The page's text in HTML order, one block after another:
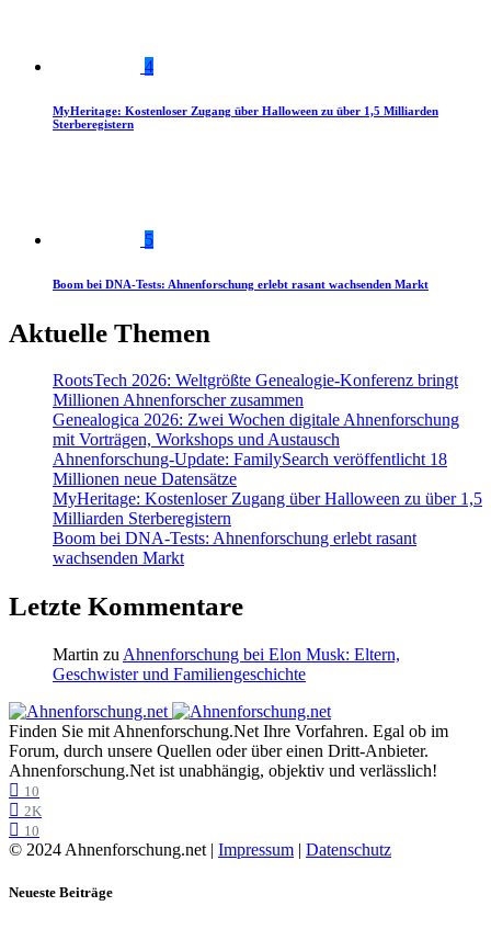
4
MyHeritage: Kostenloser Zugang über Halloween zu über 1,5 Milliarden
Sterberegistern
5
Boom bei DNA-Tests: Ahnenforschung erlebt rasant wachsenden Markt
Aktuelle Themen
RootsTech 2026: Weltgrößte Genealogie-Konferenz bringt
Millionen Ahnenforscher zusammen
Genealogica 2026: Zwei Wochen digitale Ahnenforschung
mit Vorträgen, Workshops und Austausch
Ahnenforschung-Update: FamilySearch veröffentlicht 18
Millionen neue Datensätze
MyHeritage: Kostenloser Zugang über Halloween zu über 1,5
Milliarden Sterberegistern
Boom bei DNA-Tests: Ahnenforschung erlebt rasant
wachsenden Markt
Letzte Kommentare
Martin zu Ahnenforschung bei Elon Musk: Eltern,
Geschwister und Familiengeschichte
Finden Sie mit Ahnenforschung.Net Ihre Vorfahren. Egal ob im
Forum, durch unsere Quellen oder über einen Dritt-Anbieter.
Ahnenforschung.Net ist unabhängig, objektiv und verlässlich!
10
2K
10
© 2024 Ahnenforschung.net | Impressum | Datenschutz
Neueste Beiträge